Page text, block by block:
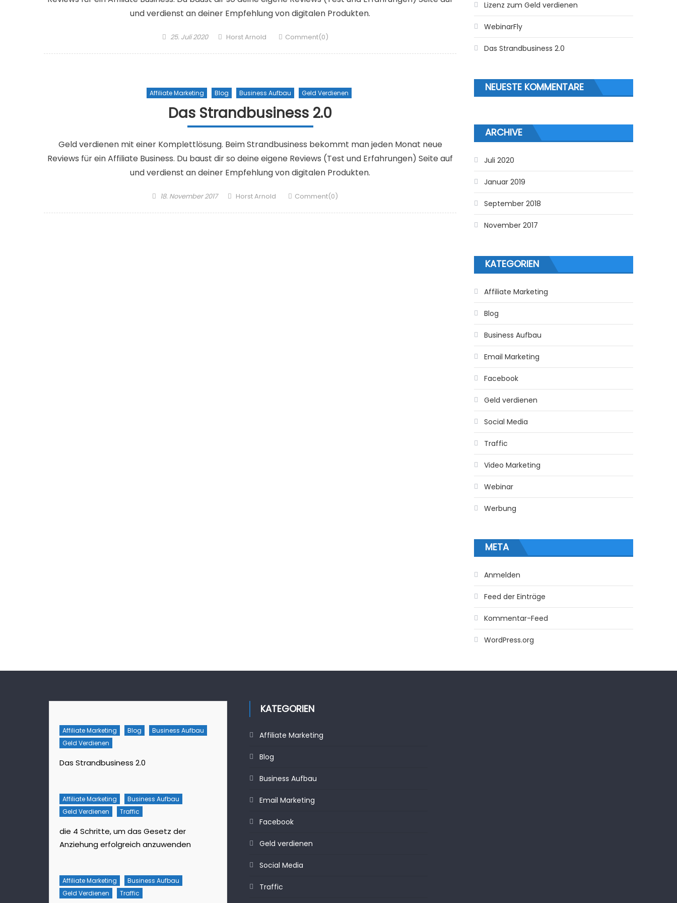
und verdienst an deiner Empfehlung von digitalen Produkten.
Posted on
25. Juli 2020 Author
Horst Arnold Comment(0)
Affiliate Marketing Blog Business Aufbau Geld Verdienen
Das Strandbusiness 2.0
Geld verdienen mit einer Komplettlösung. Beim Strandbusiness bekommt man jeden Monat neue
Reviews für ein Affiliate Business. Du baust dir so deine eigene Reviews (Test und Erfahrungen) Seite auf
und verdienst an deiner Empfehlung von digitalen Produkten.
Posted on
18. November 2017 Author
Horst Arnold Comment(0)
Lizenz zum Geld verdienen
WebinarFly
Das Strandbusiness 2.0
NEUESTE KOMMENTARE
ARCHIVE
Juli 2020
Januar 2019
September 2018
November 2017
KATEGORIEN
Affiliate Marketing
Blog
Business Aufbau
Email Marketing
Facebook
Geld verdienen
Social Media
Traffic
Video Marketing
Webinar
Werbung
META
Anmelden
Feed der Einträge
Kommentar-Feed
WordPress.org
Affiliate Marketing Blog
Business Aufbau
Geld Verdienen
Das Strandbusiness 2.0
Affiliate Marketing
Business Aufbau
Geld Verdienen
Traffic
die 4 Schritte, um das Gesetz der
Anziehung erfolgreich anzuwenden
Affiliate Marketing
Business Aufbau
Geld Verdienen
Traffic
KATEGORIEN
Affiliate Marketing
Blog
Business Aufbau
Email Marketing
Facebook
Geld verdienen
Social Media
Traffic